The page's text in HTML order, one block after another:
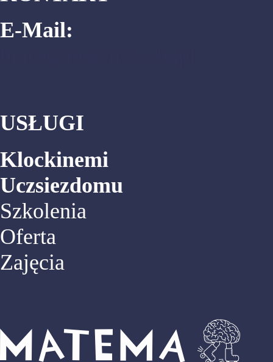
E-Mail:
USŁUGI
Klockinemi
Uczsiezdomu
Szkolenia
Oferta
Zajęcia